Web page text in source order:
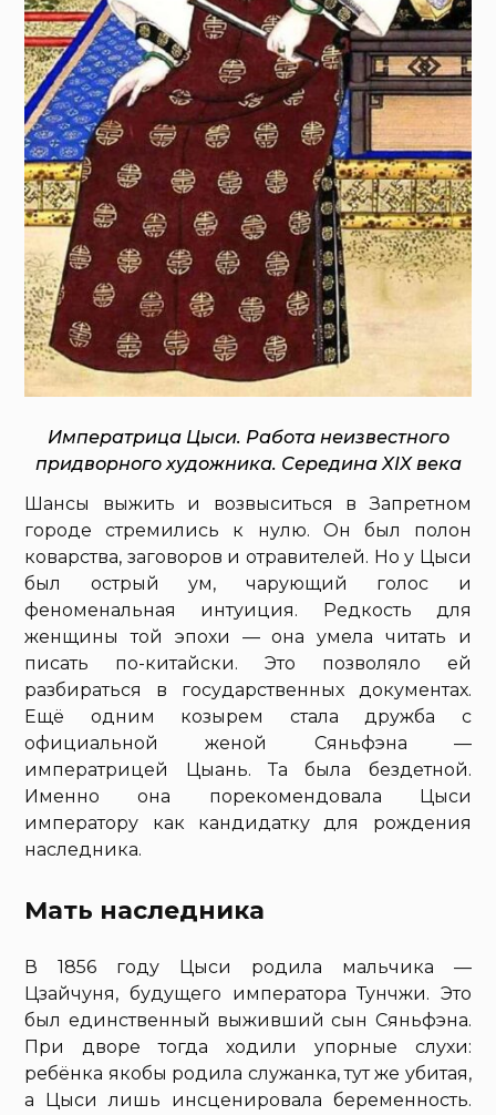
Императрица Цыси. Работа неизвестного
придворного художника. Середина XIX века
Шансы выжить и возвыситься в Запретном
городе стремились к нулю. Он был полон
коварства, заговоров и отравителей. Но у Цыси
был острый ум, чарующий голос и
феноменальная интуиция. Редкость для
женщины той эпохи — она умела читать и
писать по-китайски. Это позволяло ей
разбираться в государственных документах.
Ещё одним козырем стала дружба с
официальной женой Сяньфэна —
императрицей Цыань. Та была бездетной.
Именно она порекомендовала Цыси
императору как кандидатку для рождения
наследника.
Мать наследника
В 1856 году Цыси родила мальчика —
Цзайчуня, будущего императора Тунчжи. Это
был единственный выживший сын Сяньфэна.
При дворе тогда ходили упорные слухи:
ребёнка якобы родила служанка, тут же убитая,
а Цыси лишь инсценировала беременность.